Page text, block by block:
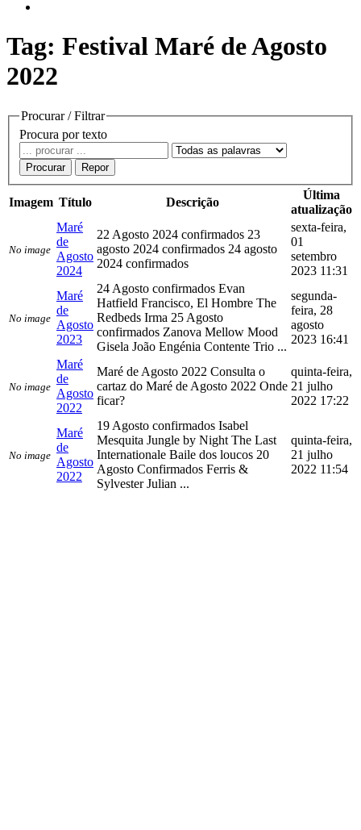
Tag: Festival Maré de Agosto
2022
Procurar / Filtrar
Procura por texto
Procurar Repor
Imagem Título Descrição
Última
atualização
No image
Maré
de
Agosto
2024
22 Agosto 2024 confirmados 23
agosto 2024 confirmados 24 agosto
2024 confirmados
sexta-feira,
01
setembro
2023 11:31
No image
Maré
de
Agosto
2023
24 Agosto confirmados Evan
Hatfield Francisco, El Hombre The
Redbeds Irma 25 Agosto
confirmados Zanova Mellow Mood
Gisela João Engénia Contente Trio ...
segunda-
feira, 28
agosto
2023 16:41
No image
Maré
de
Agosto
2022
Maré de Agosto 2022 Consulta o
cartaz do Maré de Agosto 2022 Onde
ficar?
quinta-feira,
21 julho
2022 17:22
No image
Maré
de
Agosto
2022
19 Agosto confirmados Isabel
Mesquita Jungle by Night The Last
Internationale Baile dos loucos 20
Agosto Confirmados Ferris &
Sylvester Julian ...
quinta-feira,
21 julho
2022 11:54